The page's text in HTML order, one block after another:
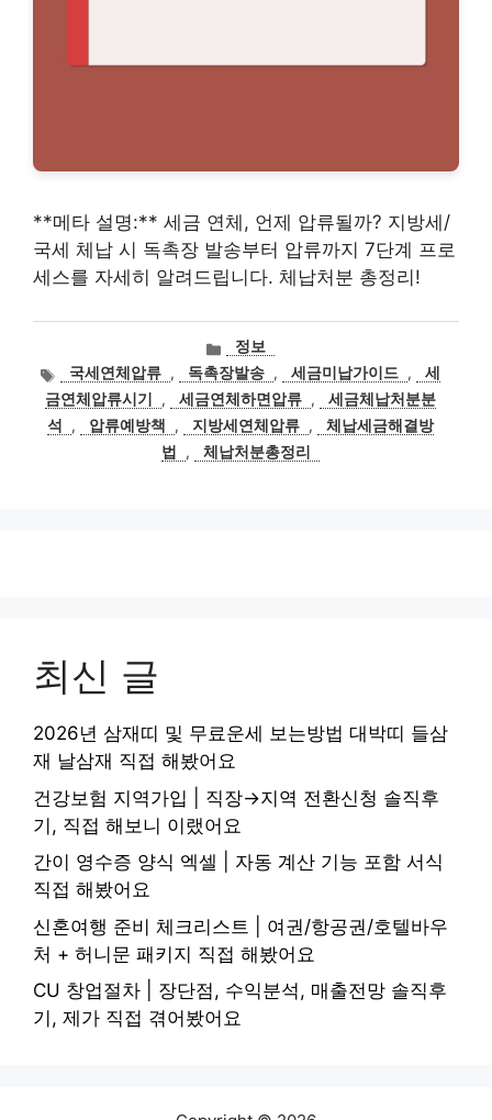
**메타 설명:** 세금 연체, 언제 압류될까? 지방세/
국세 체납 시 독촉장 발송부터 압류까지 7단계 프로
세스를 자세히 알려드립니다. 체납처분 총정리!
카
테
고
리
정보
태
그
국세연체압류 , 독촉장발송 , 세금미납가이드 ,
세
금연체압류시기
, 세금연체하면압류 ,
세금체납처분분
석
, 압류예방책 , 지방세연체압류 ,
체납세금해결방
법
, 체납처분총정리
최신 글
2026년 삼재띠 및 무료운세 보는방법 대박띠 들삼
재 날삼재 직접 해봤어요
건강보험 지역가입 | 직장→지역 전환신청 솔직후
기, 직접 해보니 이랬어요
간이 영수증 양식 엑셀 | 자동 계산 기능 포함 서식
직접 해봤어요
신혼여행 준비 체크리스트 | 여권/항공권/호텔바우
처 + 허니문 패키지 직접 해봤어요
CU 창업절차 | 장단점, 수익분석, 매출전망 솔직후
기, 제가 직접 겪어봤어요